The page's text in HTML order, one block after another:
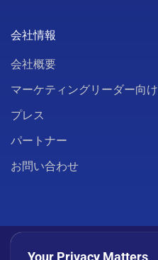
会社情報
会社概要
マーケティングリーダー向け
プレス
パートナー
お問い合わせ
Your Privacy Matters